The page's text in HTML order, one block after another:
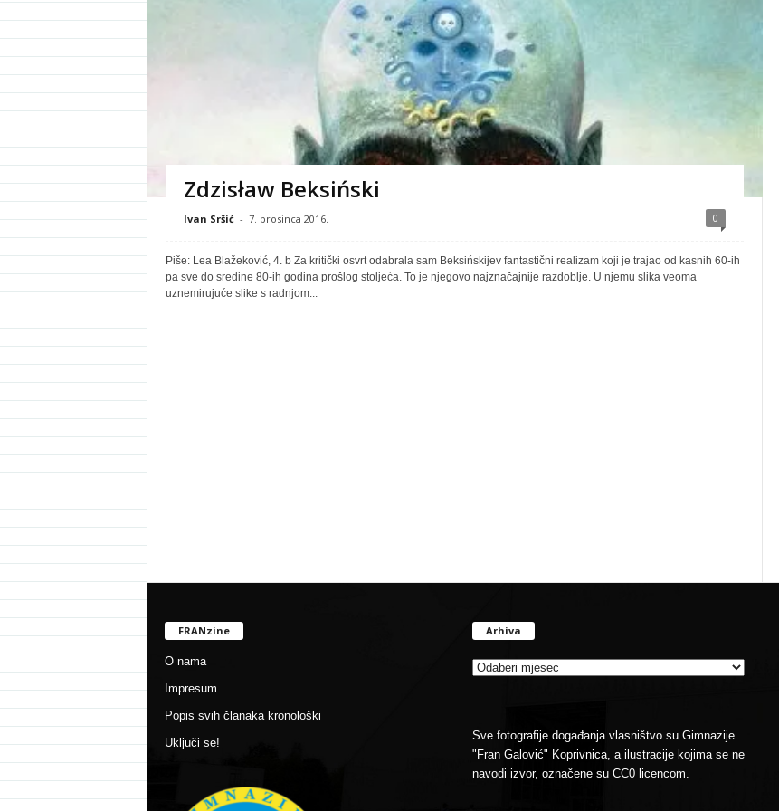
Zdzisław Beksiński
Ivan Sršić - 7. prosinca 2016. 0
Piše: Lea Blažeković, 4. b Za kritički osvrt odabrala sam Beksińskijev fantastični realizam koji je trajao od kasnih 60-ih
pa sve do sredine 80-ih godina prošlog stoljeća. To je njegovo najznačajnije razdoblje. U njemu slika veoma
uznemirujuće slike s radnjom...
FRANzine
O nama
Impresum
Popis svih članaka kronološki
Uključi se!
Arhiva
Sve fotografije događanja vlasništvo su Gimnazije
"Fran Galović" Koprivnica, a ilustracije kojima se ne
navodi izvor, označene su CC0 licencom.